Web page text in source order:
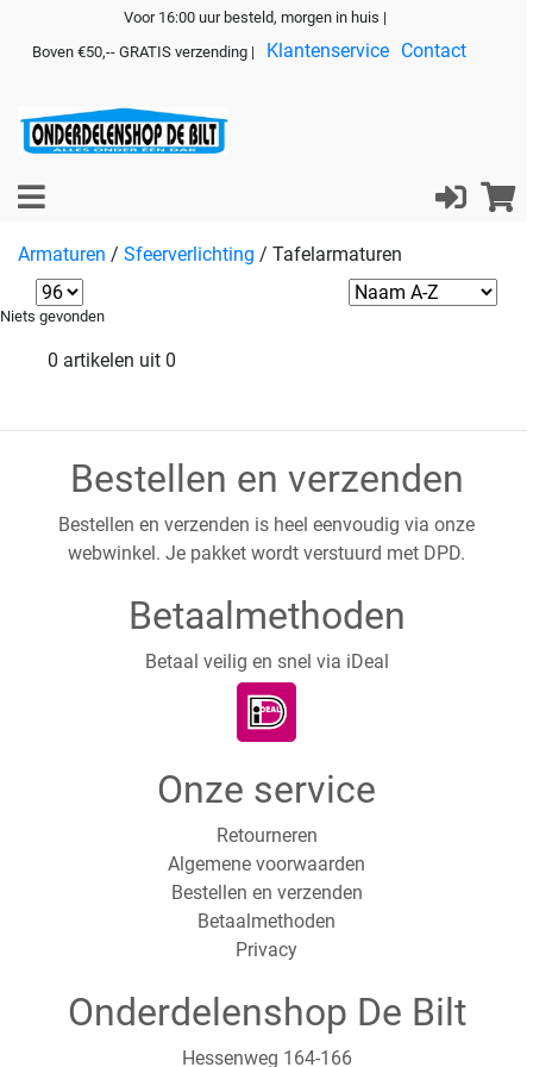
Voor 16:00 uur besteld, morgen in huis |
Boven €50,-- GRATIS verzending |
Klantenservice Contact
Armaturen / Sfeerverlichting / Tafelarmaturen
Niets gevonden
0 artikelen uit 0
Bestellen en verzenden
Bestellen en verzenden is heel eenvoudig via onze
webwinkel. Je pakket wordt verstuurd met DPD.
Betaalmethoden
Betaal veilig en snel via iDeal
Onze service
Retourneren
Algemene voorwaarden
Bestellen en verzenden
Betaalmethoden
Privacy
Onderdelenshop De Bilt
Hessenweg 164-166